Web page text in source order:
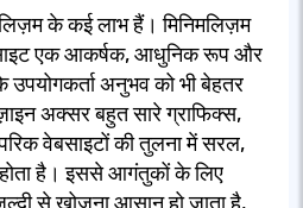
के कई लाभ हैं। मिनिमलिज़म
एक आकर्षक, आधुनिक रूप और
अनुभव को भी बेहतर
अक्सर बहुत सारे ग्राफिक्स,
वेबसाइटों की तुलना में सरल,
है। इससे आगंतुकों के लिए